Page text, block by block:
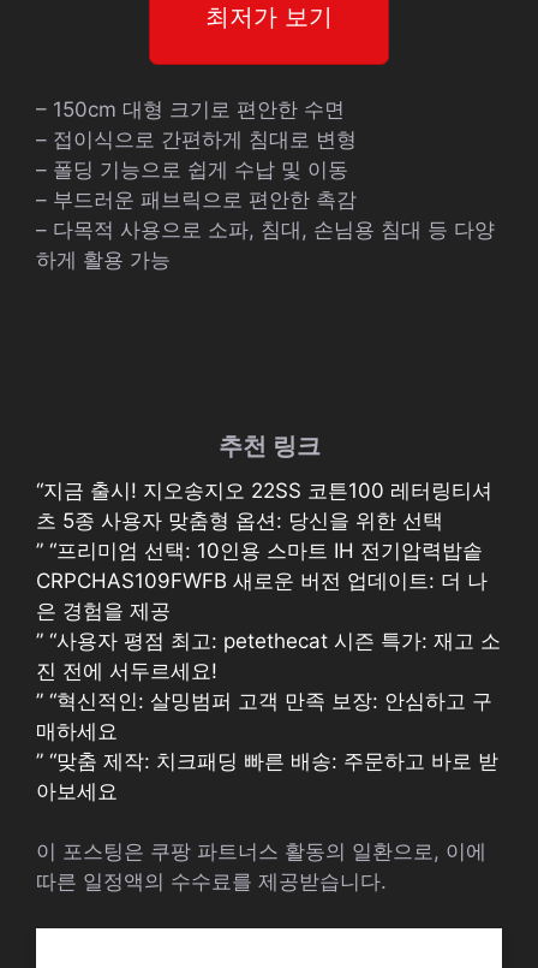
최저가 보기
– 150cm 대형 크기로 편안한 수면
– 접이식으로 간편하게 침대로 변형
– 폴딩 기능으로 쉽게 수납 및 이동
– 부드러운 패브릭으로 편안한 촉감
– 다목적 사용으로 소파, 침대, 손님용 침대 등 다양
하게 활용 가능
추천 링크
“지금 출시! 지오송지오 22SS 코튼100 레터링티셔
츠 5종 사용자 맞춤형 옵션: 당신을 위한 선택
” “프리미엄 선택: 10인용 스마트 IH 전기압력밥솥
CRPCHAS109FWFB 새로운 버전 업데이트: 더 나
은 경험을 제공
” “사용자 평점 최고: petethecat 시즌 특가: 재고 소
진 전에 서두르세요!
” “혁신적인: 살밍범퍼 고객 만족 보장: 안심하고 구
매하세요
” “맞춤 제작: 치크패딩 빠른 배송: 주문하고 바로 받
아보세요
이 포스팅은 쿠팡 파트너스 활동의 일환으로, 이에
따른 일정액의 수수료를 제공받습니다.